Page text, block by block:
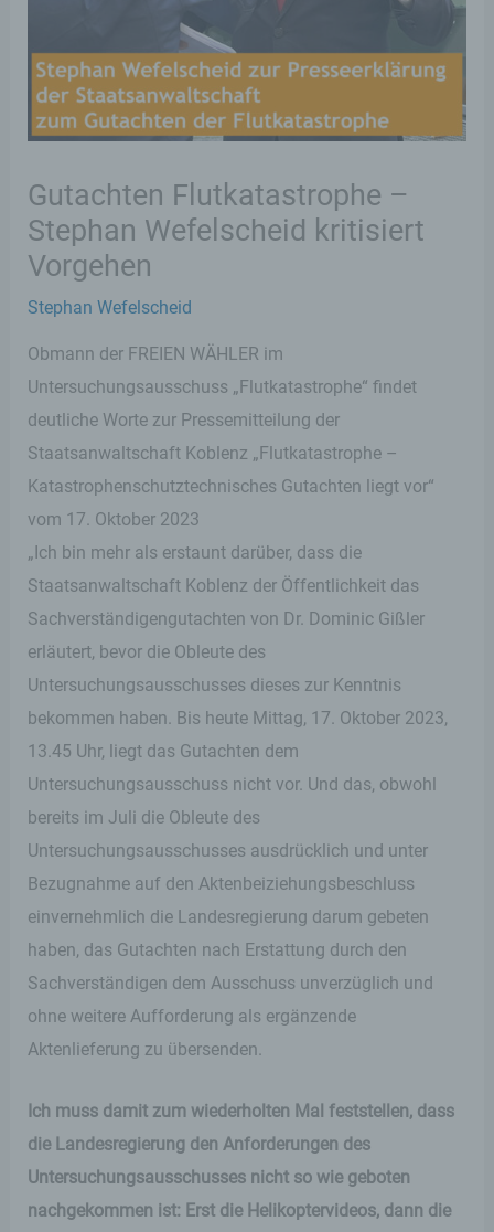
Gutachten Flutkatastrophe –
Stephan Wefelscheid kritisiert
Vorgehen
Stephan Wefelscheid
Obmann der FREIEN WÄHLER im
Untersuchungsausschuss „Flutkatastrophe“ findet
deutliche Worte zur Pressemitteilung der
Staatsanwaltschaft Koblenz „Flutkatastrophe –
Katastrophenschutztechnisches Gutachten liegt vor“
vom 17. Oktober 2023
„Ich bin mehr als erstaunt darüber, dass die
Staatsanwaltschaft Koblenz der Öffentlichkeit das
Sachverständigengutachten von Dr. Dominic Gißler
erläutert, bevor die Obleute des
Untersuchungsausschusses dieses zur Kenntnis
bekommen haben. Bis heute Mittag, 17. Oktober 2023,
13.45 Uhr, liegt das Gutachten dem
Untersuchungsausschuss nicht vor. Und das, obwohl
bereits im Juli die Obleute des
Untersuchungsausschusses ausdrücklich und unter
Bezugnahme auf den Aktenbeiziehungsbeschluss
einvernehmlich die Landesregierung darum gebeten
haben, das Gutachten nach Erstattung durch den
Sachverständigen dem Ausschuss unverzüglich und
ohne weitere Aufforderung als ergänzende
Aktenlieferung zu übersenden.
Ich muss damit zum wiederholten Mal feststellen, dass
die Landesregierung den Anforderungen des
Untersuchungsausschusses nicht so wie geboten
nachgekommen ist: Erst die Helikoptervideos, dann die